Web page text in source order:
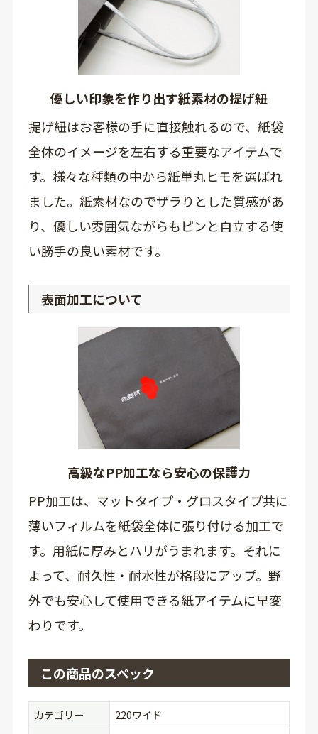
優しい印象を作り出す紙素材の提げ紐
提げ紐はお客様の手に直接触れるので、紙袋
全体のイメージを左右する重要なアイテムで
す。様々な種類の中から紙単丸ヒモを選ばれ
ました。紙素材なのでザラりとした質感があ
り、優しい雰囲気ながらもピンと自立する使
い勝手の良い素材です。
表面加工について
高級なPP加工なら安心の保護力
PP加工は、マットタイプ・グロスタイプ共に
薄いフィルムを紙袋全体に張り付ける加工で
す。用紙に厚みとハリがうまれます。それに
よって、耐久性・耐水性が格段にアップ。野
外でも安心して使用できる紙アイテムに早変
わりです。
この商品のスペック
カテゴリー
220ワイド